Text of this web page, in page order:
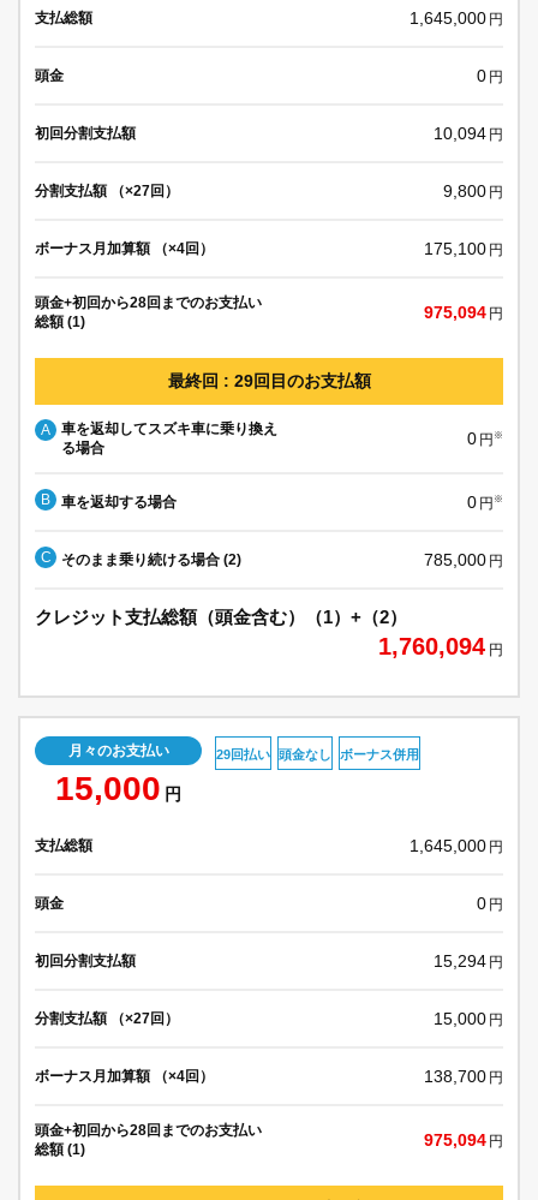
支払総額 1,645,000 円
頭金 0 円
初回分割支払額 10,094 円
分割支払額 （×27回） 9,800 円
ボーナス月加算額 （×4回） 175,100 円
頭金+初回から28回までのお支払い
総額 (1)
975,094 円
最終回 : 29回目のお支払額
A
車を返却してスズキ車に乗り換え
る場合
0 円 ※
B 車を返却する場合 0 円 ※
C そのまま乗り続ける場合 (2) 785,000 円
クレジット支払総額（頭金含む）（1）+（2）
1,760,094 円
月々のお支払い
15,000 円
29回払い 頭金なし ボーナス併用
支払総額 1,645,000 円
頭金 0 円
初回分割支払額 15,294 円
分割支払額 （×27回） 15,000 円
ボーナス月加算額 （×4回） 138,700 円
頭金+初回から28回までのお支払い
総額 (1)
975,094 円